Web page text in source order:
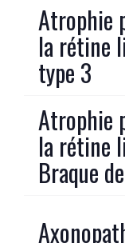
Atrophie
la rétine
type 3
Atrophie
la rétine
Braque